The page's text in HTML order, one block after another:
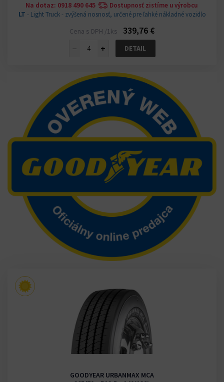
Na dotaz: 0918 490 645
Dostupnosť zistíme u výrobcu
LT - Light Truck - zvýšená nosnosť, určené pre ľahké nákladné vozidlo
Cena s DPH /1ks
339,76 €
−
+ DETAIL
GOODYEAR URBANMAX MCA